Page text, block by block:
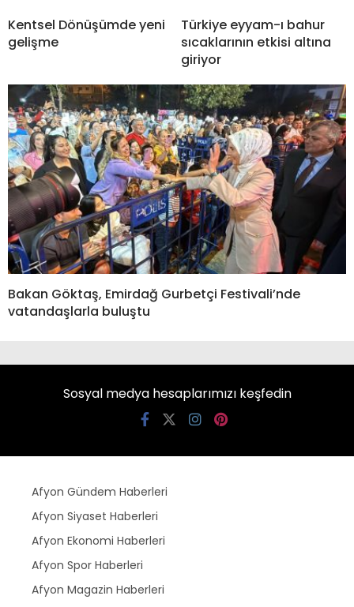
Kentsel Dönüşümde yeni
gelişme
Türkiye eyyam-ı bahur
sıcaklarının etkisi altına
giriyor
Bakan Göktaş, Emirdağ Gurbetçi Festivali’nde
vatandaşlarla buluştu
Sosyal medya hesaplarımızı keşfedin
Afyon Gündem Haberleri
Afyon Siyaset Haberleri
Afyon Ekonomi Haberleri
Afyon Spor Haberleri
Afyon Magazin Haberleri